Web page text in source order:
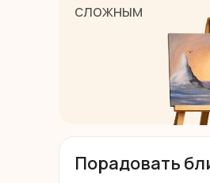
сложным
Порадовать